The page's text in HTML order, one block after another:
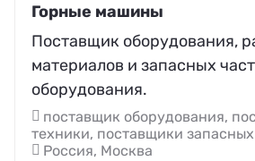
Горные машины
Поставщик оборудования,
материалов и запасных
оборудования.
поставщик оборудования,
техники, поставщики
Россия, Москва